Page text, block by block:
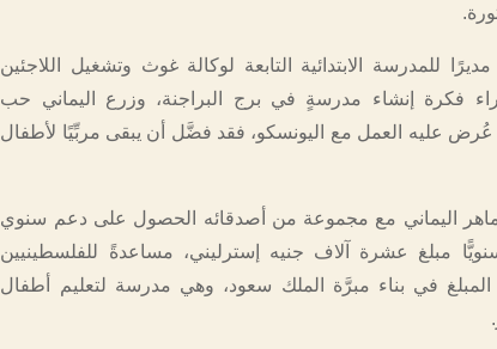
1951م، صار مديرًا للمدرسة الابتدائية التابعة لوكالة غوث وتشغيل اللاجئين
وراء فكرة إنشاء مدرسةٍ في برج البراجنة، وزرع اليماني حب
عليه العمل مع اليونسكو، فقد فضَّل أن يبقى مربِّيًا لأطفال
أبو ماهر اليماني مع مجموعة من أصدقائه الحصول على دعم سنوي
مبلغ عشرة آلاف جنيه إسترليني، مساعدةً للفلسطينيين
المبلغ في بناء مبرَّة الملك سعود، وهي مدرسة لتعليم أطفال